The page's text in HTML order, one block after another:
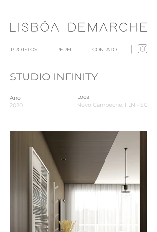
PROJETOS PERFIL CONTATO
STUDIO INFINITY
Ano
2020
Local
Novo Campeche, FLN - SC